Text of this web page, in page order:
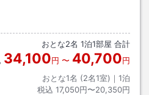
おとな2名 1泊1部屋 合計
34,100円 〜 40,700円
おとな1名 (2名1室)｜ 1泊
税込 17,050円〜20,350円